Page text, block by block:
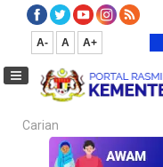
A- A A+
Carian...
Laman Utama Media